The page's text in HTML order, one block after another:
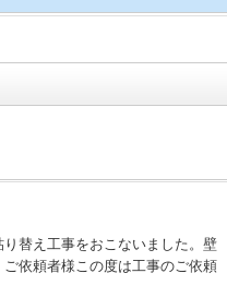
替え工事をおこないました。壁
依頼者様この度は工事のご依頼